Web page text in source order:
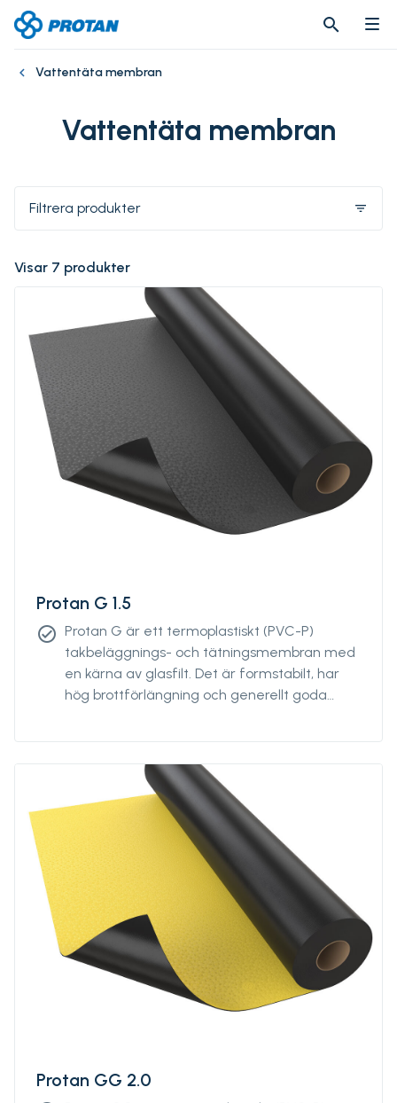
search
search
Vattentäta membran
Vattentäta membran
Filtrera produkter filter_list
Visar 7 produkter
Protan G 1.5
check_circle Protan G är ett termoplastiskt (PVC-P)
takbeläggnings- och tätningsmembran med
en kärna av glasfilt. Det är formstabilt, har
hög brottförlängning och generellt goda
temperaturer. Det har god motståndskraft
robeständigt.
Protan GG 2.0